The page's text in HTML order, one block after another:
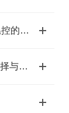
TCU温度控制系统工业温控的“智能大脑”
气体制冷机内部气体的选择与奥秘